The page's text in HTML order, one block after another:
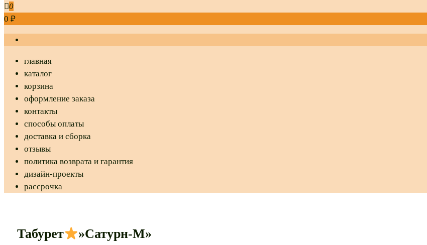
0
0 ₽
главная
каталог
корзина
оформление заказа
контакты
способы оплаты
доставка и сборка
отзывы
политика возврата и гарантия
дизайн-проекты
рассрочка
Табурет
»Сатурн-М»